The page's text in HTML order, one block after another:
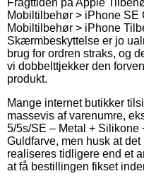
Mobiltilbehør > iPhone SE
Mobiltilbehør > iPhone
Skærmbeskyttelse er jo
brug for ordren straks, og
vi dobbelttjekker den
produkt.
Mange internet butikker
massevis af varenumre,
5/5s/SE – Metal + Silikone
Guldfarve, men husk at
realiseres tidligere end et
at få bestillingen fikset